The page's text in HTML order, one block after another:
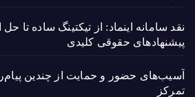
نقد سامانه اینماد: از تیکتینگ ساده تا
پیشنهادهای حقوقی کلیدی
آسیب‌های حضور و حمایت از چندین
تمرکز